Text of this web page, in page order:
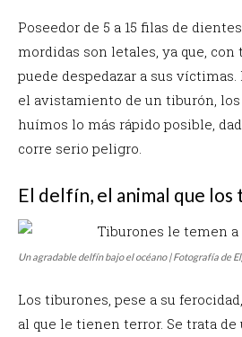
Poseedor de 5 a 15 filas de
mordidas son letales, ya que,
puede despedazar a sus víctimas.
el avistamiento de un tiburón,
huímos lo más rápido posible,
corre serio peligro.
El delfín, el animal que
Un agradable delfín bajo el océano | Fotografía de
Los tiburones, pese a su
al que le tienen terror. Se trata